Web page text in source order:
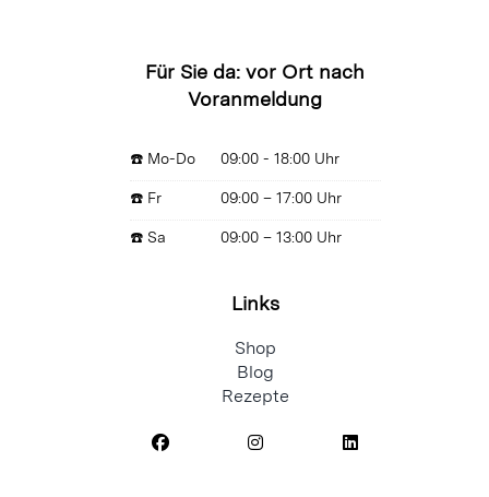
Für Sie da: vor Ort nach
Voranmeldung
☎️ Mo-Do 09:00 - 18:00 Uhr
☎️ Fr 09:00 – 17:00 Uhr
☎️ Sa 09:00 – 13:00 Uhr
Links
Shop
Blog
Rezepte